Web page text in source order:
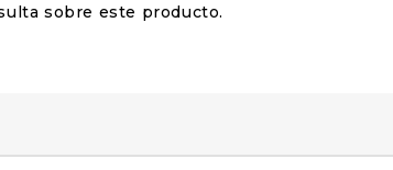
sobre este producto.